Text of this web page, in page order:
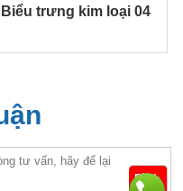
Biểu trưng kim loại 04
Bình